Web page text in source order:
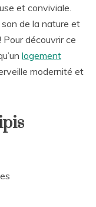
et conviviale.
son de la nature et
découvrir ce
logement
modernité et